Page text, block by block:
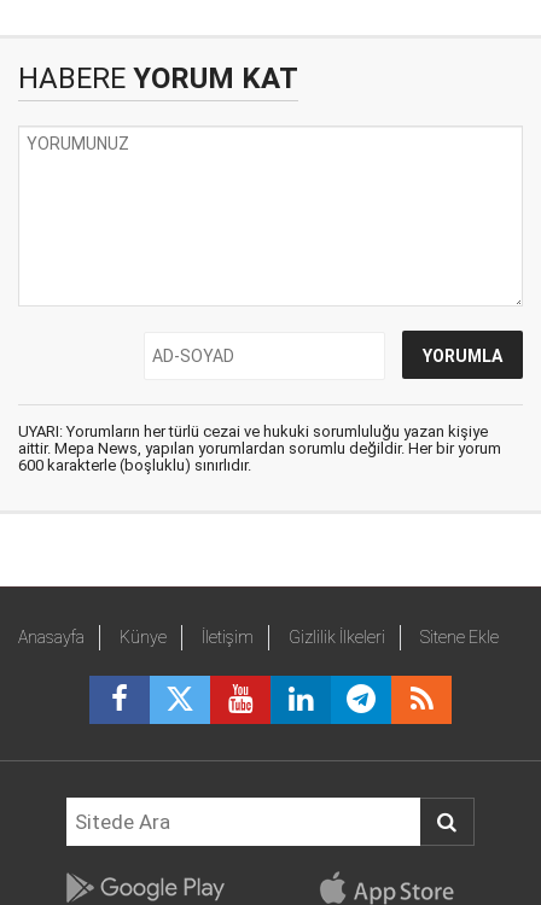
HABERE YORUM KAT
UYARI: Yorumların her türlü cezai ve hukuki sorumluluğu yazan kişiye
aittir. Mepa News, yapılan yorumlardan sorumlu değildir. Her bir yorum
600 karakterle (boşluklu) sınırlıdır.
Anasayfa Künye İletişim Gizlilik İlkeleri Sitene Ekle